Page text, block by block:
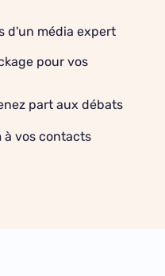
d'un média expert
pour vos
part aux débats
à vos contacts